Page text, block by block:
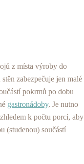
z místa výroby do
zabezpečuje jen malé
pokrmů po dobu
gastronádoby. Je nutno
k počtu porcí, aby
(studenou) součástí